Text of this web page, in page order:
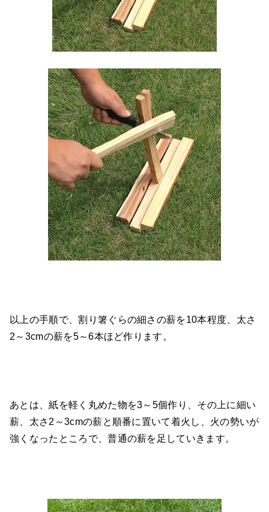
以上の手順で、割り箸ぐらの細さの薪を10本程度、太さ
2～3cmの薪を5～6本ほど作ります。
あとは、紙を軽く丸めた物を3～5個作り、その上に細い
薪、太さ2～3cmの薪と順番に置いて着火し、火の勢いが
強くなったところで、普通の薪を足していきます。